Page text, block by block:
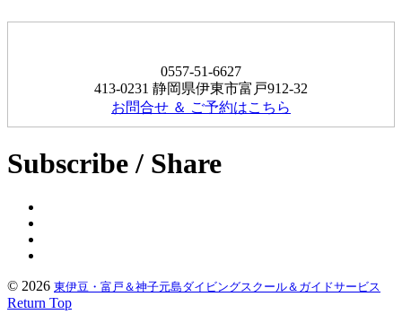
0557-51-6627
413-0231 静岡県伊東市富戸912-32
お問合せ ＆ ご予約はこちら
Subscribe / Share
© 2026 東伊豆・富戸＆神子元島ダイビングスクール＆ガイドサービス
Return Top